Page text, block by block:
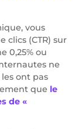
vous
clics (CTR) sur
0,25% ou
ne
ont pas
que le
de «